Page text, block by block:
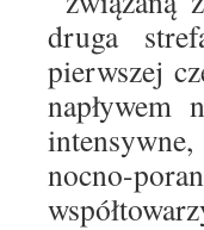
druga
pierwszej
napływem
nocno-